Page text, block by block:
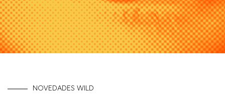
Carreras
Blog
NOVEDADES WILD